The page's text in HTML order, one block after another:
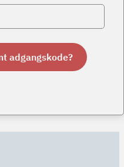
adgangskode?